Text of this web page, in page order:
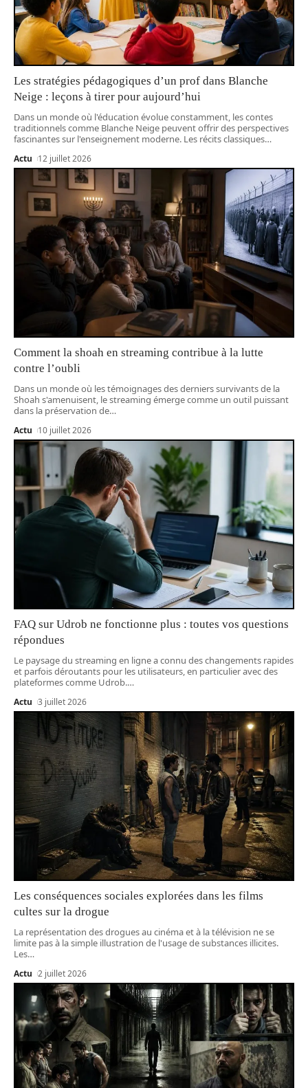
Les stratégies pédagogiques d’un prof dans Blanche
Neige : leçons à tirer pour aujourd’hui
Dans un monde où l'éducation évolue constamment, les contes
traditionnels comme Blanche Neige peuvent offrir des perspectives
fascinantes sur l'enseignement moderne. Les récits classiques…
Actu 12 juillet 2026
Comment la shoah en streaming contribue à la lutte
contre l’oubli
Dans un monde où les témoignages des derniers survivants de la
Shoah s'amenuisent, le streaming émerge comme un outil puissant
dans la préservation de…
Actu 10 juillet 2026
FAQ sur Udrob ne fonctionne plus : toutes vos questions
répondues
Le paysage du streaming en ligne a connu des changements rapides
et parfois déroutants pour les utilisateurs, en particulier avec des
plateformes comme Udrob.…
Actu 3 juillet 2026
Les conséquences sociales explorées dans les films
cultes sur la drogue
La représentation des drogues au cinéma et à la télévision ne se
limite pas à la simple illustration de l'usage de substances illicites.
Les…
Actu 2 juillet 2026